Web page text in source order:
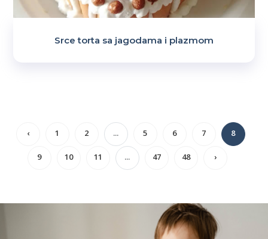
Srce torta sa jagodama i plazmom
‹ 1 2 ... 5 6 7 8
9 10 11 ... 47 48 ›